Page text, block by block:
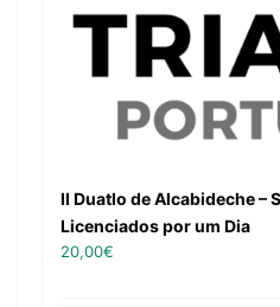
II Duatlo de Alcabideche –
Licenciados por um Dia
20,00€